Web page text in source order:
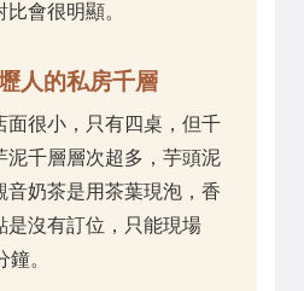
會很明顯。
人的私房千層
面很小，只有四桌，但千
泥千層層次超多，芋頭泥
音奶茶是用茶葉現泡，香
是沒有訂位，只能現場
。